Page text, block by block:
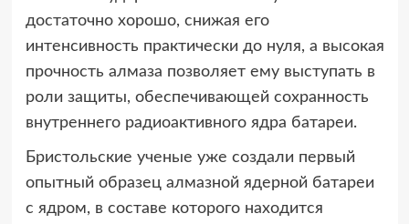
достаточно хорошо, снижая его
интенсивность практически до нуля, а высокая
прочность алмаза позволяет ему выступать в
роли защиты, обеспечивающей сохранность
внутреннего радиоактивного ядра батареи.
Бристольские ученые уже создали первый
опытный образец алмазной ядерной батареи
с ядром, в составе которого находится